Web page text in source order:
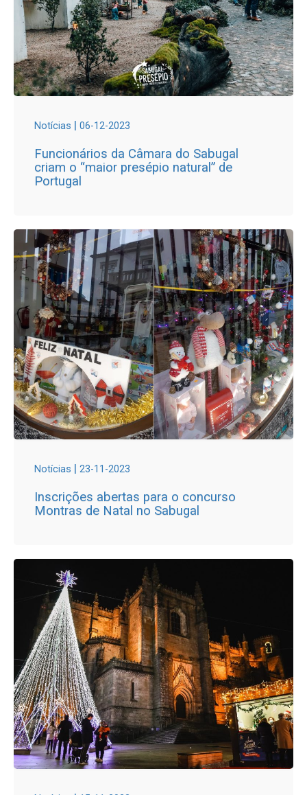
Notícias | 06-12-2023
Funcionários da Câmara do Sabugal
criam o “maior presépio natural” de
Portugal
Notícias | 23-11-2023
Inscrições abertas para o concurso
Montras de Natal no Sabugal